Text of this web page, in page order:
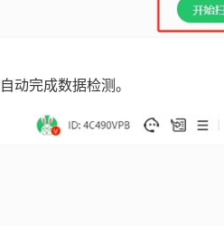
动完成数据检测。